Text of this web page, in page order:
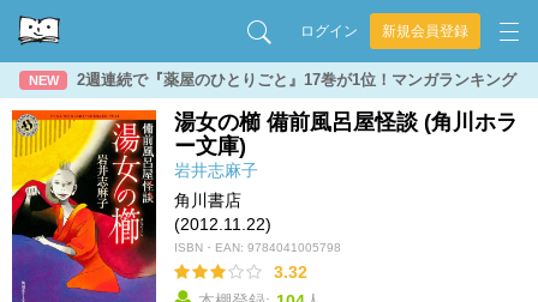
ログイン 新規会員登録
NEW 2週連続で『薬屋のひとりごと』17巻が1位！マンガランキング
湯女の櫛 備前風呂屋怪談 (角川ホラ
ー文庫)
岩井志麻子
角川書店
(2012.11.22)
ISBN・EAN: 9784041005798
3.32